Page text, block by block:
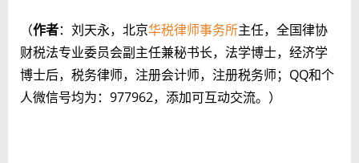
（作者：刘天永，北京华税律师事务所主任，全国律协
财税法专业委员会副主任兼秘书长，法学博士，经济学
博士后，税务律师，注册会计师，注册税务师；QQ和个
人微信号均为：977962，添加可互动交流。）